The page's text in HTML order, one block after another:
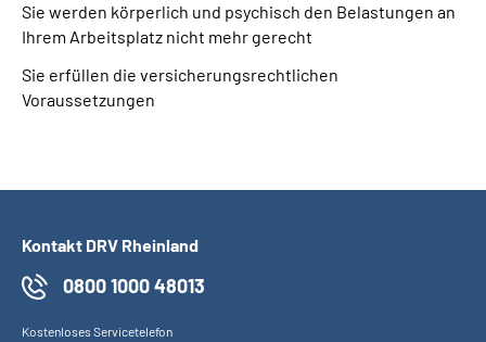
Mein Kundenportal
Sie werden körperlich und psychisch den Belastungen an
Ihrem Arbeitsplatz nicht mehr gerecht
Sie erfüllen die versicherungsrechtlichen
Voraussetzungen
Kontakt DRV Rheinland
0800 1000 48013
Kostenloses Servicetelefon